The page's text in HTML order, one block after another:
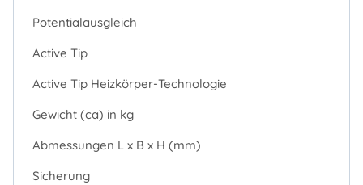
Potentialausgleich
Active Tip
Active Tip Heizkörper-Technologie
Gewicht (ca) in kg
Abmessungen L x B x H (mm)
Sicherung